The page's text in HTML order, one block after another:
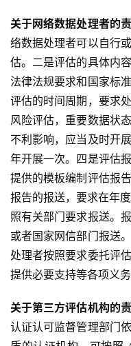
关于网络数据处理者的
络数据处理者可以自行
估。二是评估的具体内
法律法规要求和国家标
评估的时间周期，要求
风险评估，重要数据状
不利影响，应当及时开
年开展一次。四是评估
提供的模板编制评估报
报告的报送，要求在年
照有关部门要求报送。
或者国家网信部门报送
处理者按照要求委托评
提供必要支持等各项义务
关于第三方评估机构的
认证认可监督管理部门